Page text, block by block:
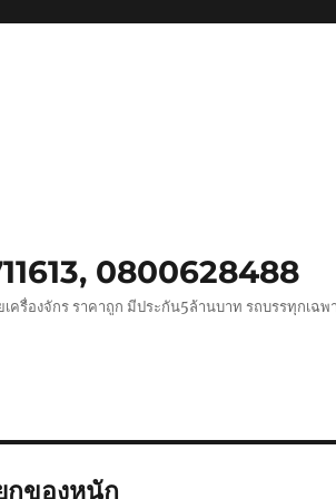
0800628488
ครื่องจักร ราคาถูก มีประกัน5ล้านบาท รถบรรทุกเฉพ
กของหนัก